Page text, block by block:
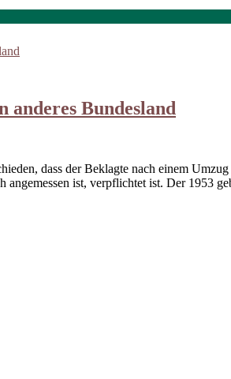
anderes Bundesland
dass der Beklagte nach einem
ist, verpflichtet ist. Der 1953